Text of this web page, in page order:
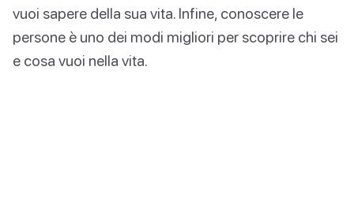
vuoi sapere della sua vita. Infine, conoscere le
persone è uno dei modi migliori per scoprire chi sei
e cosa vuoi nella vita.